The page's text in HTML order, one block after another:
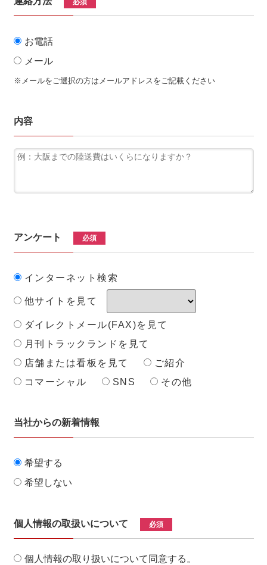
必須
お電話
メール
※メールをご選択の方はメールアドレスをご記載ください
内容
アンケート 必須
インターネット検索
他サイトを見て
ダイレクトメール(FAX)を見て
月刊トラックランドを見て
店舗または看板を見て
ご紹介
コマーシャル
SNS その他
当社からの新着情報
希望する
希望しない
個人情報の取扱いについて 必須
個人情報の取り扱いについて同意する。